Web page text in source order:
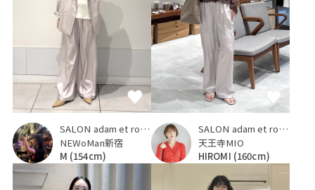
SALON adam et ropé
NEWoMan新宿
M (154cm)
SALON adam et ropé
天王寺MIO
HIROMI (160cm)